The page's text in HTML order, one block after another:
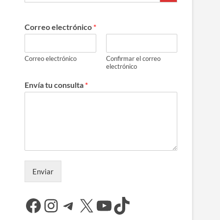
Correo electrónico *
Correo electrónico
Confirmar el correo
electrónico
Envía tu consulta *
Enviar
Facebook
Instagram
Telegram
X YouTube
TikTok